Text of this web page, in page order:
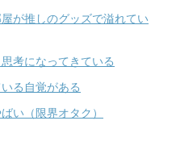
が推しのグッズで溢れてい
考になってきている
る自覚がある
い（限界オタク）